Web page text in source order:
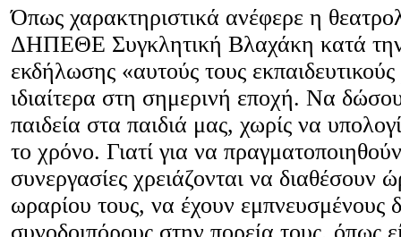
Όπως χαρακτηριστικά ανέφερε η
ΔΗΠΕΘΕ Συγκλητική Βλαχάκη κατά
εκδήλωσης «αυτούς τους
ιδιαίτερα στη σημερινή εποχή. Να
παιδεία στα παιδιά μας, χωρίς να
το χρόνο. Γιατί για να πραγματοποιηθούν
συνεργασίες χρειάζονται να διαθέσουν
ωραρίου τους, να έχουν εμπνευσμένους